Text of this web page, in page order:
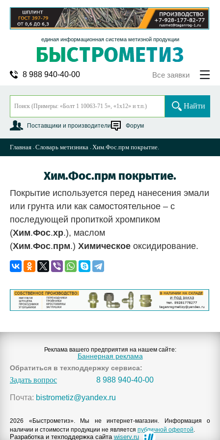
единая информационная система метизной продукции
8 988 940-40-00 Все заявки
Поставщики и производители Форум
Найти
Главная Словарь метизника Хим.Фос.прм покрытие.
Хим.Фос.прм покрытие.
Покрытие используется перед нанесения эмали
или грунта или как самостоятельное – с
последующей пропиткой хромпиком
(Хим.Фос.хр.), маслом
(Хим.Фос.прм.) Химическое оксидирование.
Реклама вашего предприятия на нашем сайте:
Баннерная реклама
Обратиться в техподдержку сервиса:
Задать вопрос 8 988 940-40-00
Почта: bistrometiz@yandex.ru
2026 «Быстрометиз». Мы не интернет-магазин. Информация о
наличии и стоимости продукции не является публичной офертой.
Разработка и техподдержка сайта wiserv.ru